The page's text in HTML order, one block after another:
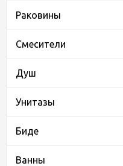
Раковины
Смесители
Душ
Унитазы
Биде
Ванны